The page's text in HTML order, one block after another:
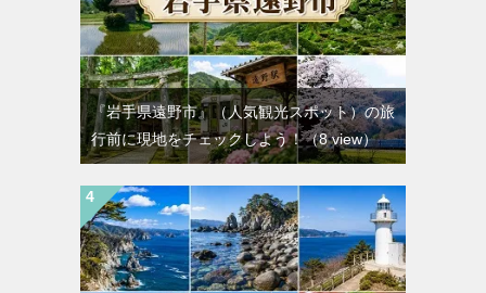
『岩手県遠野市』（人気観光スポット）の旅
行前に現地をチェックしよう！（8 view）